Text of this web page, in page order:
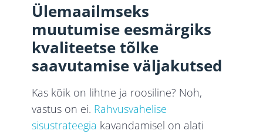
Ülemaailmseks
muutumise eesmärgiks
kvaliteetse tõlke
saavutamise väljakutsed
Kas kõik on lihtne ja roosiline? Noh,
vastus on ei. Rahvusvahelise
sisustrateegia kavandamisel on alati